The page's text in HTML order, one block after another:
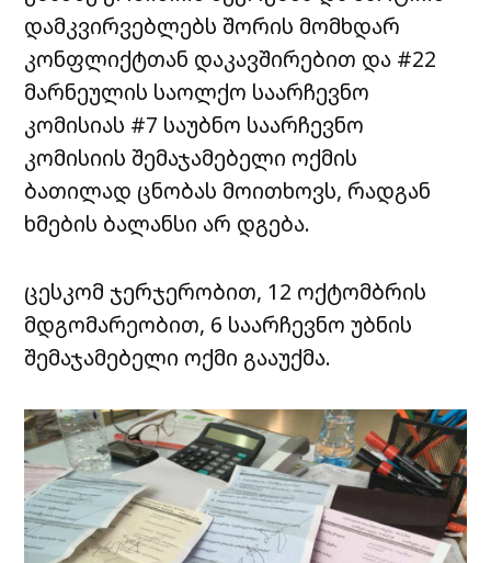
დამკვირვებლებს შორის მომხდარ
კონფლიქტთან დაკავშირებით და #22
მარნეულის საოლქო საარჩევნო
კომისიას #7 საუბნო საარჩევნო
კომისიის შემაჯამებელი ოქმის
ბათილად ცნობას მოითხოვს, რადგან
ხმების ბალანსი არ დგება.
ცესკომ ჯერჯერობით, 12 ოქტომბრის
მდგომარეობით, 6 საარჩევნო უბნის
შემაჯამებელი ოქმი გააუქმა.